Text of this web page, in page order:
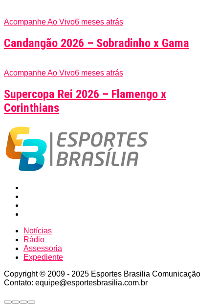
Acompanhe Ao Vivo6 meses atrás
Candangão 2026 – Sobradinho x Gama
Acompanhe Ao Vivo6 meses atrás
Supercopa Rei 2026 – Flamengo x
Corinthians
Notícias
Rádio
Assessoria
Expediente
Copyright © 2009 - 2025 Esportes Brasilia Comunicação
Contato: equipe@esportesbrasilia.com.br